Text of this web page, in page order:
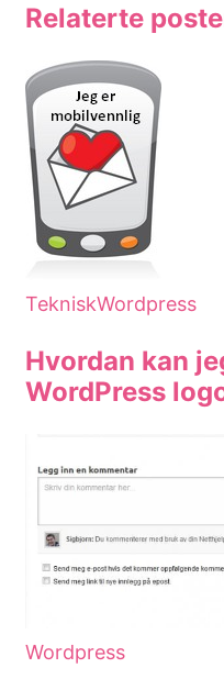
Relaterte
TekniskWordpress
Hvordan kan
WordPress
Wordpress